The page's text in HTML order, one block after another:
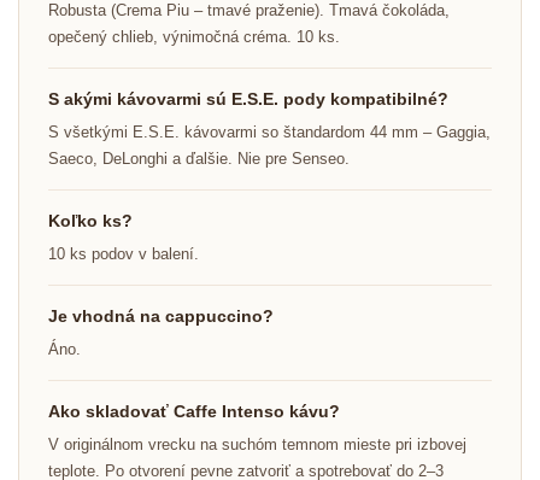
Robusta (Crema Piu – tmavé praženie). Tmavá čokoláda,
opečený chlieb, výnimočná créma. 10 ks.
S akými kávovarmi sú E.S.E. pody kompatibilné?
S všetkými E.S.E. kávovarmi so štandardom 44 mm – Gaggia,
Saeco, DeLonghi a ďalšie. Nie pre Senseo.
Koľko ks?
10 ks podov v balení.
Je vhodná na cappuccino?
Áno.
Ako skladovať Caffe Intenso kávu?
V originálnom vrecku na suchóm temnom mieste pri izbovej
teplote. Po otvorení pevne zatvoriť a spotrebovať do 2–3